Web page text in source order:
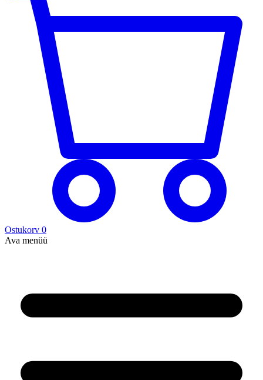
Ostukorv 0
Ava menüü